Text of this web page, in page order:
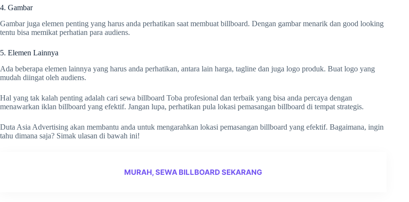
4. Gambar
Gambar juga elemen penting yang harus anda perhatikan saat membuat billboard. Dengan gambar menarik dan good looking
tentu bisa memikat perhatian para audiens.
5. Elemen Lainnya
Ada beberapa elemen lainnya yang harus anda perhatikan, antara lain harga, tagline dan juga logo produk. Buat logo yang
mudah diingat oleh audiens.
Hal yang tak kalah penting adalah cari sewa billboard Toba profesional dan terbaik yang bisa anda percaya dengan
menawarkan iklan billboard yang efektif. Jangan lupa, perhatikan pula lokasi pemasangan billboard di tempat strategis.
Duta Asia Advertising akan membantu anda untuk mengarahkan lokasi pemasangan billboard yang efektif. Bagaimana, ingin
tahu dimana saja? Simak ulasan di bawah ini!
MURAH, SEWA BILLBOARD SEKARANG